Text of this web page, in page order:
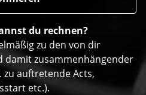
du rechnen?
zu den von dir
damit zusammenhängender
zu auftretende Acts,
etc.).